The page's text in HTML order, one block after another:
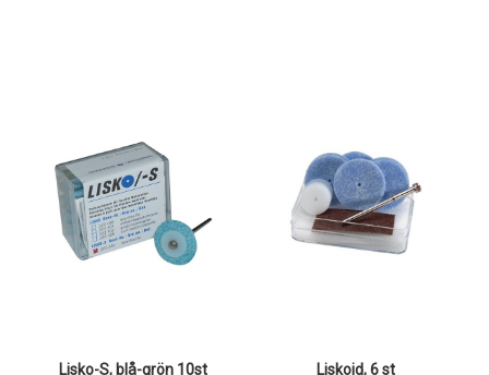
Lisko-S, blå-grön 10st Liskoid, 6 st